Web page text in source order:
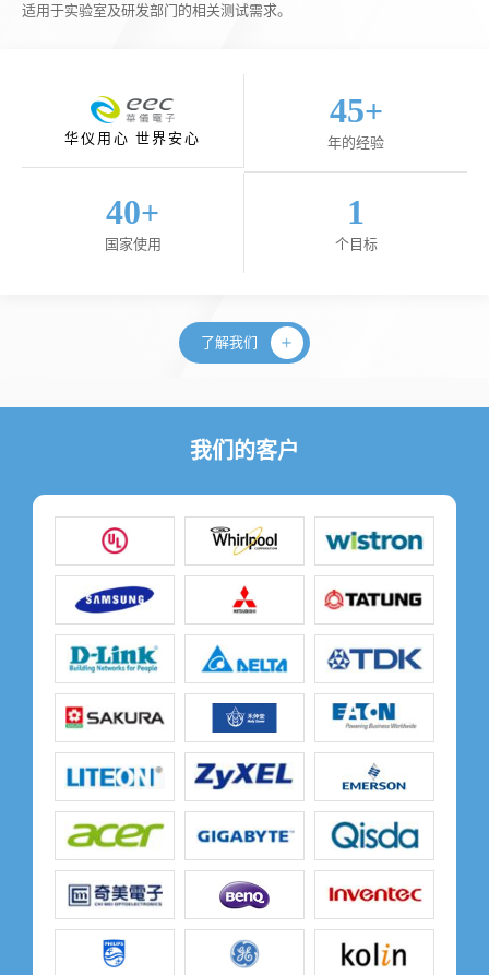
适用于实验室及研发部门的相关测试需求。
华仪用心 世界安心
45+
年的经验
40+
国家使用
1
个目标
了解我们
我们的客户